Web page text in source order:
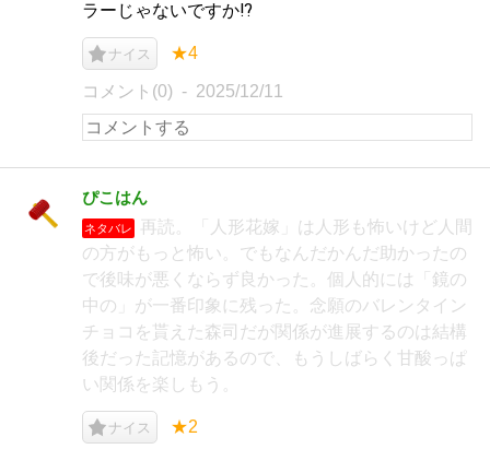
ラーじゃないですか⁉
ナイス ★4
コメント(0) 2025/12/11
ぴこはん
ネタバレ
再読。「人形花嫁」は人形も怖いけど人間
の方がもっと怖い。でもなんだかんだ助かったの
で後味が悪くならず良かった。個人的には「鏡の
中の」が一番印象に残った。念願のバレンタイン
チョコを貰えた森司だが関係が進展するのは結構
後だった記憶があるので、もうしばらく甘酸っぱ
い関係を楽しもう。
ナイス ★2